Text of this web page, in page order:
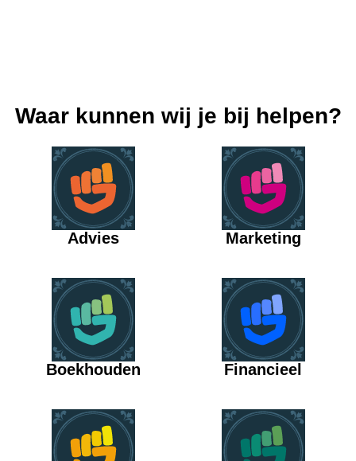
Waar kunnen wij je bij helpen?
Advies Marketing
Boekhouden Financieel